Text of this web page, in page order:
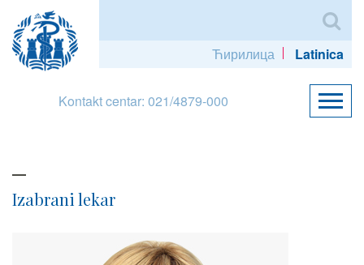
Ћирилица Latinica
Kontakt centar: 021/4879-000
Izabrani lekar